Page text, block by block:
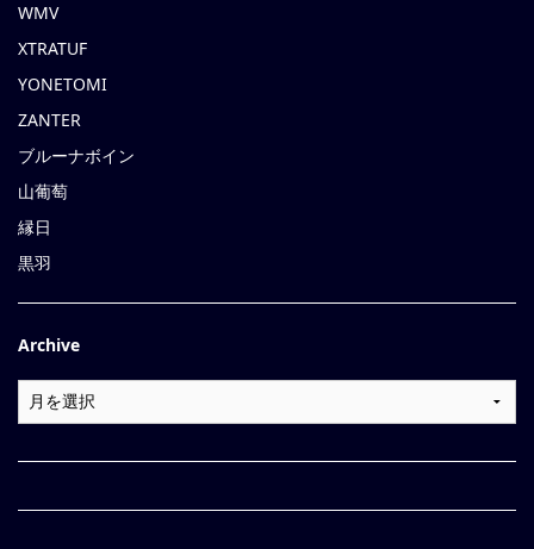
WMV
XTRATUF
YONETOMI
ZANTER
ブルーナボイン
山葡萄
縁日
黒羽
Archive